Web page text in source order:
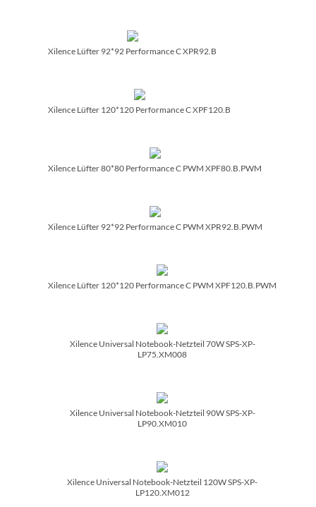
Xilence Lüfter 92*92 Performance C XPR92.B
Xilence Lüfter 120*120 Performance C XPF120.B
Xilence Lüfter 80*80 Performance C PWM XPF80.B.PWM
Xilence Lüfter 92*92 Performance C PWM XPR92.B.PWM
Xilence Lüfter 120*120 Performance C PWM XPF120.B.PWM
Xilence Universal Notebook-Netzteil 70W SPS-XP-
LP75.XM008
Xilence Universal Notebook-Netzteil 90W SPS-XP-
LP90.XM010
Xilence Universal Notebook-Netzteil 120W SPS-XP-
LP120.XM012